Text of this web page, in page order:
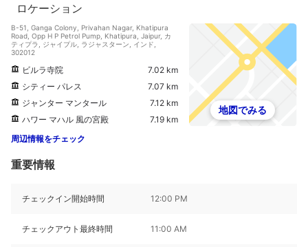
ロケーション
B-51, Ganga Colony, Privahan Nagar, Khatipura
Road, Opp H P Petrol Pump, Khatipura, Jaipur, カ
ティプラ, ジャイプル, ラジャスターン, インド,
302012
ビルラ寺院
7.02 km
シティー パレス
7.07 km
ジャンター マンタール
7.12 km
ハワー マハル 風の宮殿
7.19 km
周辺情報をチェック
地図でみる
重要情報
チェックイン開始時間 12:00 PM
チェックアウト最終時間 11:00 AM